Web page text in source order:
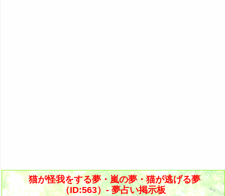
猫が怪我をする夢・嵐の夢・猫が逃げる夢
（ID:563）- 夢占い掲示板